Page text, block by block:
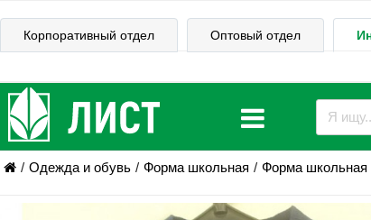
Корпоративный отдел Оптовый отдел
Одежда и обувь Форма школьная Форма школьная